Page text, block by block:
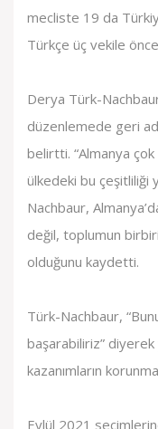
mecliste 19 da
Türkçe üç vekile
Derya Türk-
düzenlemede geri
belirtti. “Almanya çok
ülkedeki bu çeşitliliği
Nachbaur,
değil, toplumun
olduğunu kaydetti.
Türk-Nachbaur,
başarabiliriz” diyerek
kazanımların
Eylül 2021